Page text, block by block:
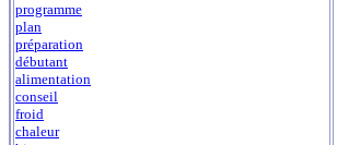
programme
plan
préparation
débutant
alimentation
conseil
froid
chaleur